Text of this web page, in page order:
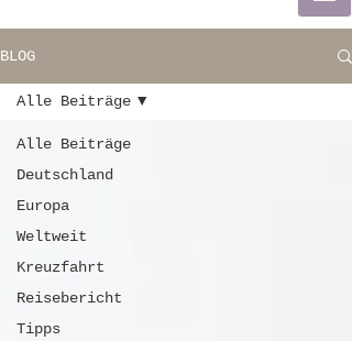
BLOG
Alle Beiträge
Deutschland
Europa
Weltweit
Kreuzfahrt
Reisebericht
Tipps
Alle Beiträge